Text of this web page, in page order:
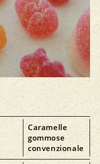
Caramelle
gommose
convenzionale